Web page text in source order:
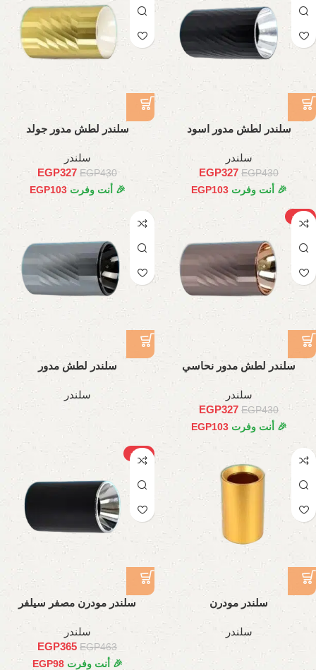
سلندر لطش مدور اسود
سلندر
EGP430
EGP327
🎉 أنت وفرت EGP103
سلندر لطش مدور جولد
سلندر
EGP430
EGP327
🎉 أنت وفرت EGP103
-24%
سلندر لطش مدور نحاسي
سلندر
EGP430
EGP327
🎉 أنت وفرت EGP103
سلندر لطش مدور
سلندر
سلندر مودرن
سلندر
-21%
سلندر مودرن مصفر سيلفر
سلندر
EGP463
EGP365
🎉 أنت وفرت EGP98